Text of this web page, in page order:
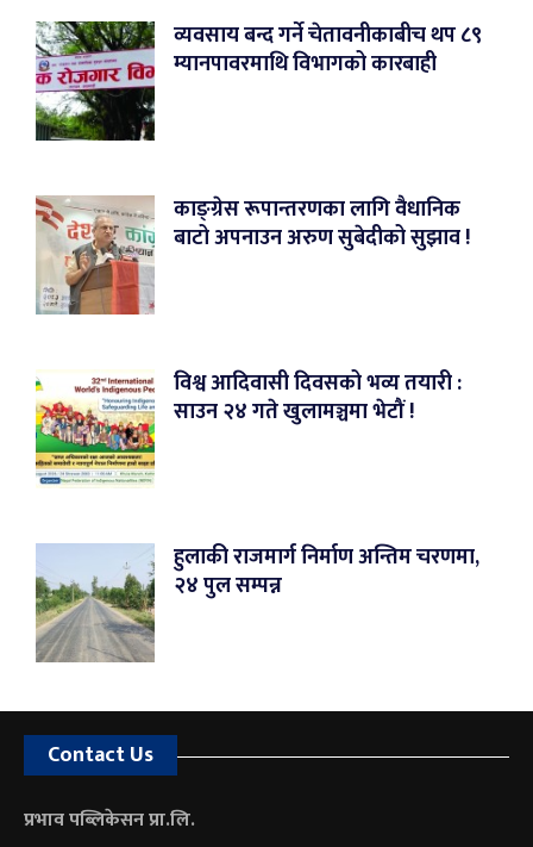
व्यवसाय बन्द गर्ने चेतावनीकाबीच थप ८९
म्यानपावरमाथि विभागको कारबाही
काङ्ग्रेस रूपान्तरणका लागि वैधानिक
बाटो अपनाउन अरुण सुबेदीको सुझाव !
विश्व आदिवासी दिवसको भव्य तयारी :
साउन २४ गते खुलामञ्चमा भेटौं !
हुलाकी राजमार्ग निर्माण अन्तिम चरणमा,
२४ पुल सम्पन्न
Contact Us
प्रभाव पब्लिकेसन प्रा.लि.